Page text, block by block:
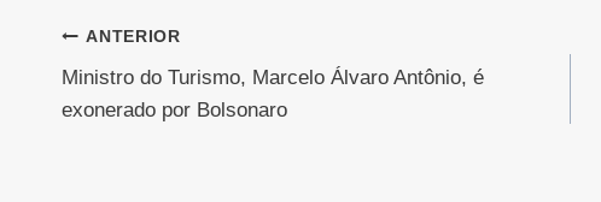
Navegação
de
ANTERIOR
Ministro do Turismo, Marcelo Álvaro Antônio, é
exonerado por Bolsonaro